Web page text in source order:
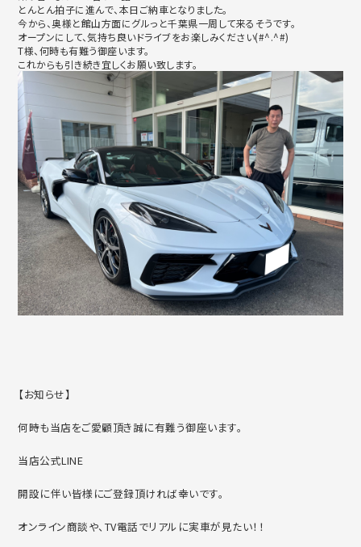
とんとん拍子に進んで、本日ご納車となりました。
今から、奥様と館山方面にグルっと千葉県一周して来るそうです。
オープンにして、気持ち良いドライブをお楽しみください(#^.^#)
T様、何時も有難う御座います。
これからも引き続き宜しくお願い致します。
【お知らせ】
何時も当店をご愛顧頂き誠に有難う御座います。
当店公式LINE
開設に伴い皆様にご登録頂ければ幸いです。
オンライン商談や、TV電話でリアルに実車が見たい！！